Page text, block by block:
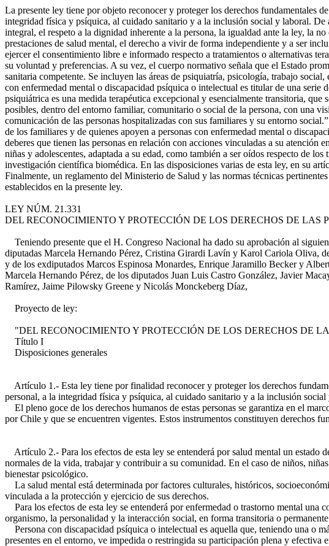
La presente ley tiene por objeto reconocer y proteger los derechos fundamentales
integridad física y psíquica, al cuidado sanitario y a la inclusión social y laboral.
integral, el respeto a la dignidad inherente a la persona, la igualdad ante la ley, la
prestaciones de salud mental, el derecho a vivir de forma independiente y a ser
ejercer el consentimiento libre e informado respecto a tratamientos o alternativas
su voluntad y preferencias. A su vez, el cuerpo normativo señala que el Estado
sanitaria competente. Se incluyen las áreas de psiquiatría, psicología, trabajo
con enfermedad mental o discapacidad psíquica o intelectual es titular de una
psiquiátrica es una medida terapéutica excepcional y esencialmente transitoria,
posibles, dentro del entorno familiar, comunitario o social de la persona, con una
comunicación de las personas hospitalizadas con sus familiares y su entorno
de los familiares y de quienes apoyen a personas con enfermedad mental o
deberes que tienen las personas en relación con acciones vinculadas a su
niñas y adolescentes, adaptada a su edad, como también a ser oídos respecto de
investigación científica biomédica. En las disposiciones varias de esta ley, en su
Finalmente, un reglamento del Ministerio de Salud y las normas técnicas
establecidos en la presente ley.
LEY NÚM. 21.331
DEL RECONOCIMIENTO Y PROTECCIÓN DE LOS DERECHOS DE
Teniendo presente que el H. Congreso Nacional ha dado su aprobación al
diputadas Marcela Hernando Pérez, Cristina Girardi Lavín y Karol Cariola Oliva,
y de los exdiputados Marcos Espinosa Monardes, Enrique Jaramillo Becker y
Marcela Hernando Pérez, de los diputados Juan Luis Castro González, Javier
Ramírez, Jaime Pilowsky Greene y Nicolás Monckeberg Díaz,
Proyecto de ley:
"DEL RECONOCIMIENTO Y PROTECCIÓN DE LOS DERECHOS DE
Título I
Disposiciones generales
Artículo 1.- Esta ley tiene por finalidad reconocer y proteger los derechos
personal, a la integridad física y psíquica, al cuidado sanitario y a la inclusión social
El pleno goce de los derechos humanos de estas personas se garantiza en el
por Chile y que se encuentren vigentes. Estos instrumentos constituyen derechos
Artículo 2.- Para los efectos de esta ley se entenderá por salud mental un estado
normales de la vida, trabajar y contribuir a su comunidad. En el caso de niños,
bienestar psicológico.
La salud mental está determinada por factores culturales, históricos,
vinculada a la protección y ejercicio de sus derechos.
Para los efectos de esta ley se entenderá por enfermedad o trastorno mental una
organismo, la personalidad y la interacción social, en forma transitoria o
Persona con discapacidad psíquica o intelectual es aquella que, teniendo una o
presentes en el entorno, ve impedida o restringida su participación plena y efectiva